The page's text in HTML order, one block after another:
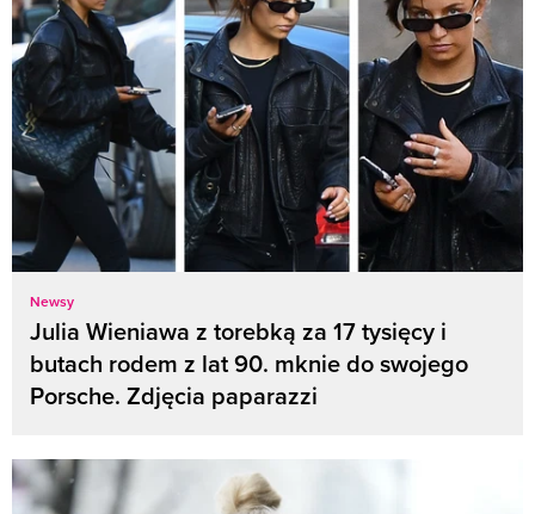
Newsy
Julia Wieniawa z torebką za 17 tysięcy i
butach rodem z lat 90. mknie do swojego
Porsche. Zdjęcia paparazzi